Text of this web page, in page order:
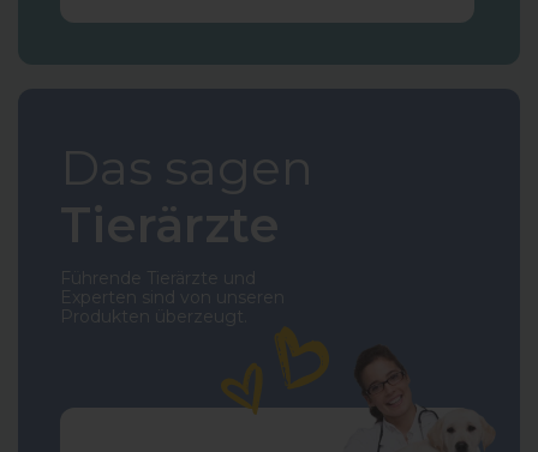
Das sagen
Tierärzte
Führende Tierärzte und
Experten sind von unseren
Produkten überzeugt.